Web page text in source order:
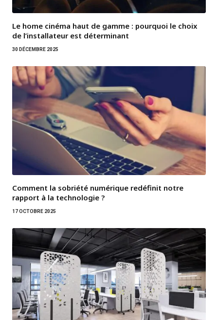
Le home cinéma haut de gamme : pourquoi le choix
de l’installateur est déterminant
30 DÉCEMBRE 2025
Comment la sobriété numérique redéfinit notre
rapport à la technologie ?
17 OCTOBRE 2025